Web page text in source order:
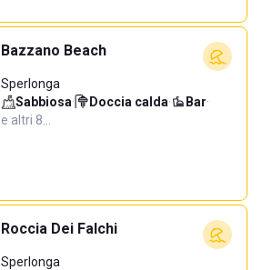
Bazzano Beach
Sperlonga
Sabbiosa· Doccia calda· Bar·
e altri 8…
Roccia Dei Falchi
Sperlonga